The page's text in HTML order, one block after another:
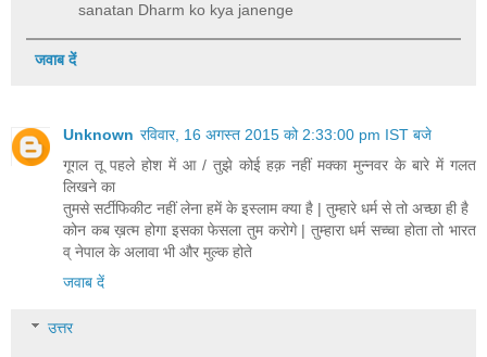
sanatan Dharm ko kya janenge
जवाब दें
Unknown रविवार, 16 अगस्त 2015 को 2:33:00 pm IST बजे
गूगल तू पहले होश में आ / तुझे कोई हक़ नहीं मक्का मुन्नवर के बारे में गलत
लिखने का
तुमसे सर्टीफिकीट नहीं लेना हमें के इस्लाम क्या है | तुम्हारे धर्म से तो अच्छा ही है
कोन कब ख़त्म होगा इसका फेसला तुम करोगे | तुम्हारा धर्म सच्चा होता तो भारत
व् नेपाल के अलावा भी और मुल्क होते
जवाब दें
उत्तर